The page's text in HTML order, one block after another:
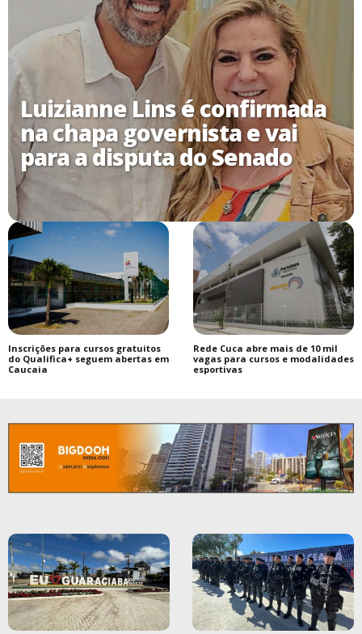
Luizianne Lins é confirmada
na chapa governista e vai
para a disputa do Senado
Inscrições para cursos gratuitos
do Qualifica+ seguem abertas em
Caucaia
Rede Cuca abre mais de 10 mil
vagas para cursos e modalidades
esportivas